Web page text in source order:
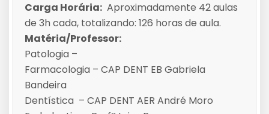
Carga Horária: Aproximadamente 42 aulas
de 3h cada, totalizando: 126 horas de aula.
Matéria/Professor:
Patologia –
Farmacologia – CAP DENT EB Gabriela
Bandeira
Dentística – CAP DENT AER André Moro